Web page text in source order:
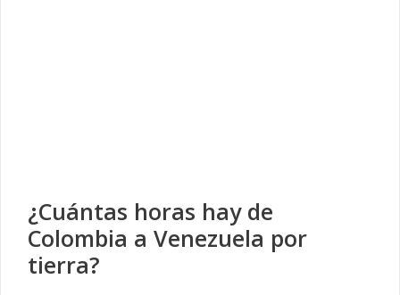
¿Cuántas horas hay de
Colombia a Venezuela por
tierra?